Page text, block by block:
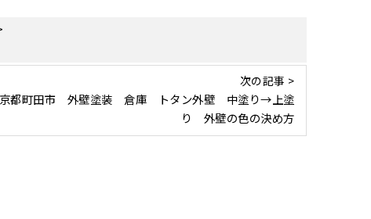
次の記事 >
都町田市 外壁塗装 倉庫 トタン外壁 中塗り→上塗
り 外壁の色の決め方